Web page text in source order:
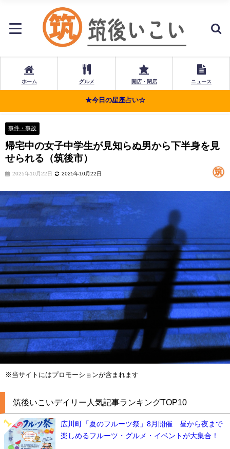
ホーム グルメ 開店・閉店 ニュース
★今日の星座占い☆
事件・事故
帰宅中の女子中学生が見知らぬ男から下半身を見
せられる（筑後市）
2025年10月22日 2025年10月22日
※当サイトにはプロモーションが含まれます
筑後いこいデイリー人気記事ランキングTOP10
広川町「夏のフルーツ祭」8月開催 昼から夜まで
楽しめるフルーツ・グルメ・イベントが大集合！